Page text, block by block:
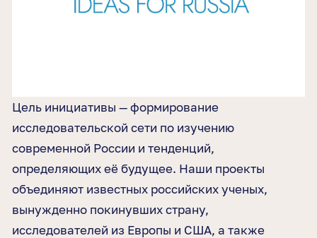
Цель инициативы — формирование
исследовательской сети по изучению
современной России и тенденций,
определяющих её будущее. Наши проекты
объединяют известных российских ученых,
вынужденно покинувших страну,
исследователей из Европы и США, а также